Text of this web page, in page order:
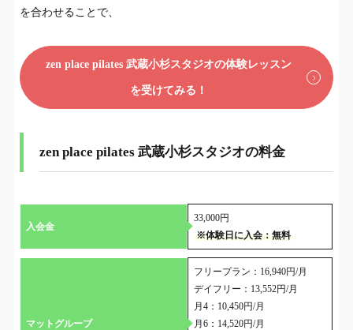
を合わせることで、
zen place pilates 武蔵小杉スタジオの体験レッスン
を受けてみる！
zen place pilates 武蔵小杉スタジオの料金
入会金
33,000円
※体験日に入会：無料
マットグループ
フリープラン：16,940円/月
デイフリー：13,552円/月
月4：10,450円/月
月6：14,520円/月